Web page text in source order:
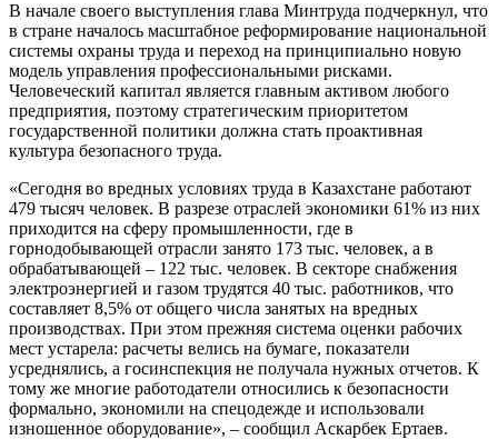
В начале своего выступления глава Минтруда подчеркнул, что
в стране началось масштабное реформирование национальной
системы охраны труда и переход на принципиально новую
модель управления профессиональными рисками.
Человеческий капитал является главным активом любого
предприятия, поэтому стратегическим приоритетом
государственной политики должна стать проактивная
культура безопасного труда.
«Сегодня во вредных условиях труда в Казахстане работают
479 тысяч человек. В разрезе отраслей экономики 61% из них
приходится на сферу промышленности, где в
горнодобывающей отрасли занято 173 тыс. человек, а в
обрабатывающей – 122 тыс. человек. В секторе снабжения
электроэнергией и газом трудятся 40 тыс. работников, что
составляет 8,5% от общего числа занятых на вредных
производствах. При этом прежняя система оценки рабочих
мест устарела: расчеты велись на бумаге, показатели
усреднялись, а госинспекция не получала нужных отчетов. К
тому же многие работодатели относились к безопасности
формально, экономили на спецодежде и использовали
изношенное оборудование», – сообщил Аскарбек Ертаев.